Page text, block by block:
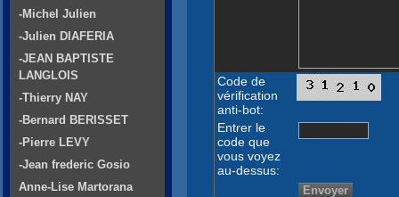
Code de
vérification
anti-bot:
Entrer le
code que
vous voyez
au-dessus:
-Michel Julien
-Julien DIAFERIA
-JEAN BAPTISTE
LANGLOIS
-Thierry NAY
-Bernard BERISSET
-Pierre LEVY
-Jean frederic Gosio
Anne-Lise Martorana